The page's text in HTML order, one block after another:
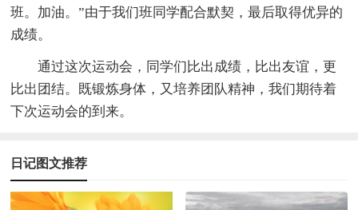
班。加油。”由于我们班同学配合默契，最后取得优异的
成绩。
通过这次运动会，同学们比出成绩，比出友谊，更
比出团结。既锻炼身体，又培养团队精神，我们期待着
下次运动会的到来。
日记图文推荐